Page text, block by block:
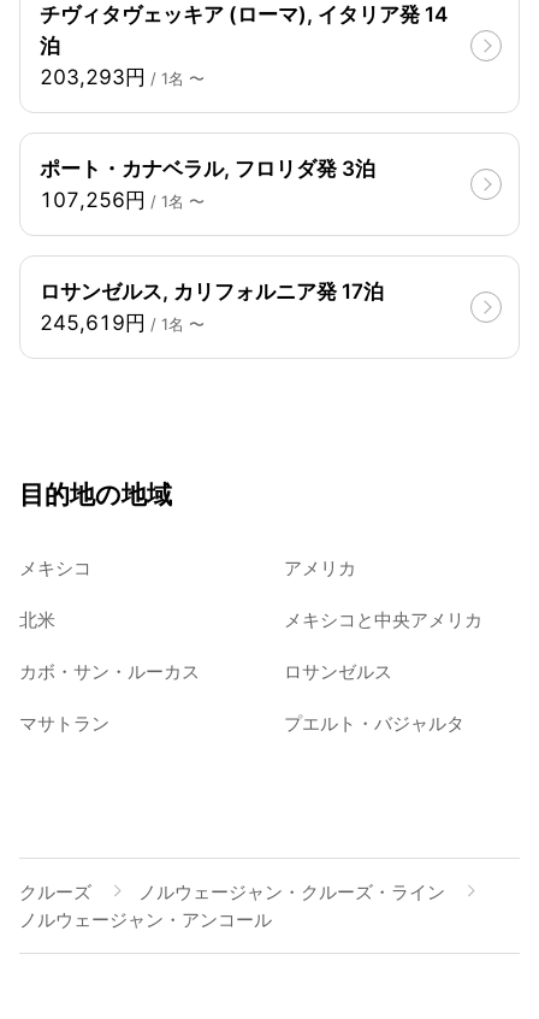
チヴィタヴェッキア (ローマ), イタリア発 14
泊
203,293円 / 1名 〜
ポート・カナベラル, フロリダ発 3泊
107,256円 / 1名 〜
ロサンゼルス, カリフォルニア発 17泊
245,619円 / 1名 〜
目的地の地域
メキシコ アメリカ
北米 メキシコと中央アメリカ
カボ・サン・ルーカス ロサンゼルス
マサトラン プエルト・バジャルタ
クルーズ
ノルウェージャン・クルーズ・ライン
ノルウェージャン・アンコール